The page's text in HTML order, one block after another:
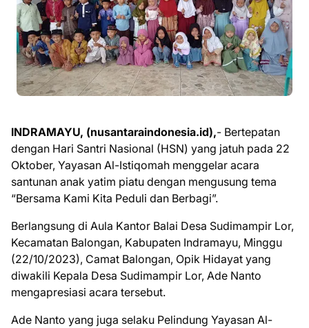
INDRAMAYU, (nusantaraindonesia.id),- Bertepatan
dengan Hari Santri Nasional (HSN) yang jatuh pada 22
Oktober, Yayasan Al-Istiqomah menggelar acara
santunan anak yatim piatu dengan mengusung tema
“Bersama Kami Kita Peduli dan Berbagi”.
Berlangsung di Aula Kantor Balai Desa Sudimampir Lor,
Kecamatan Balongan, Kabupaten Indramayu, Minggu
(22/10/2023), Camat Balongan, Opik Hidayat yang
diwakili Kepala Desa Sudimampir Lor, Ade Nanto
mengapresiasi acara tersebut.
Ade Nanto yang juga selaku Pelindung Yayasan Al-